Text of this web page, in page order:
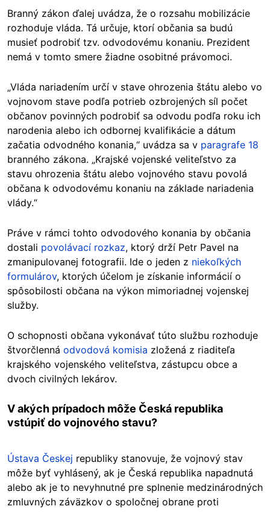
Branný zákon ďalej uvádza, že o rozsahu mobilizácie
rozhoduje vláda. Tá určuje, ktorí občania sa budú
musieť podrobiť tzv. odvodovému konaniu. Prezident
nemá v tomto smere žiadne osobitné právomoci.
„Vláda nariadením určí v stave ohrozenia štátu alebo vo
vojnovom stave podľa potrieb ozbrojených síl počet
občanov povinných podrobiť sa odvodu podľa roku ich
narodenia alebo ich odbornej kvalifikácie a dátum
začatia odvodného konania,“ uvádza sa v paragrafe 18
branného zákona. „Krajské vojenské veliteľstvo za
stavu ohrozenia štátu alebo vojnového stavu povolá
občana k odvodovému konaniu na základe nariadenia
vlády.“
Práve v rámci tohto odvodového konania by občania
dostali povolávací rozkaz, ktorý drží Petr Pavel na
zmanipulovanej fotografii. Ide o jeden z niekoľkých
formulárov, ktorých účelom je získanie informácií o
spôsobilosti občana na výkon mimoriadnej vojenskej
služby.
O schopnosti občana vykonávať túto službu rozhoduje
štvorčlenná odvodová komisia zložená z riaditeľa
krajského vojenského veliteľstva, zástupcu obce a
dvoch civilných lekárov.
V akých prípadoch môže Česká republika
vstúpiť do vojnového stavu?
Ústava Českej republiky stanovuje, že vojnový stav
môže byť vyhlásený, ak je Česká republika napadnutá
alebo ak je to nevyhnutné pre splnenie medzinárodných
zmluvných záväzkov o spoločnej obrane proti